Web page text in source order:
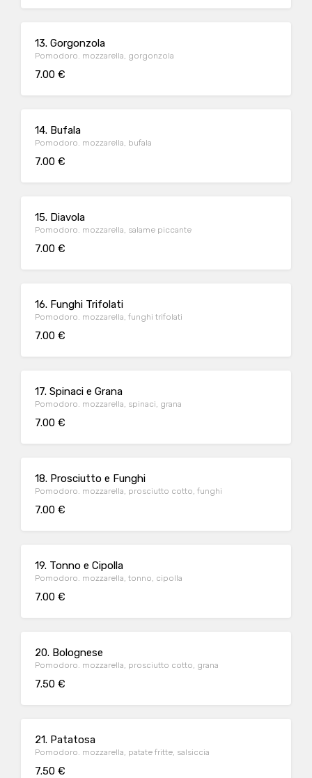
13. Gorgonzola
Pomodoro. mozzarella, gorgonzola
7.00 €
14. Bufala
Pomodoro. mozzarella, bufala
7.00 €
15. Diavola
Pomodoro. mozzarella, salame piccante
7.00 €
16. Funghi Trifolati
Pomodoro. mozzarella, funghi trifolati
7.00 €
17. Spinaci e Grana
Pomodoro. mozzarella, spinaci, grana
7.00 €
18. Prosciutto e Funghi
Pomodoro. mozzarella, prosciutto cotto, funghi
7.00 €
19. Tonno e Cipolla
Pomodoro. mozzarella, tonno, cipolla
7.00 €
20. Bolognese
Pomodoro. mozzarella, prosciutto cotto, grana
7.50 €
21. Patatosa
Pomodoro. mozzarella, patate fritte, salsiccia
7.50 €